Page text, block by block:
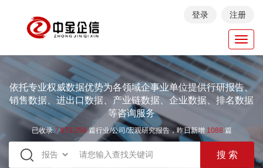
登录 注册
依托专业权威数据优势为各领域企事业单位提供行研报告、
销售数据、进出口数据、产业链数据、企业数据、排名数据
等咨询服务
已收录7.973.258篇行业/公司/宏观研究报告，昨日新增 1088 篇